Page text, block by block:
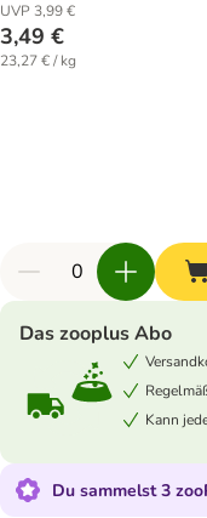
UVP 3,99 €
3,49 €
23,27 € / kg
Das zooplus Abo
Kann
Du sammelst 3